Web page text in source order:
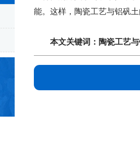
能。这样，陶瓷工艺与铝矾
本文关键词： 陶瓷工艺